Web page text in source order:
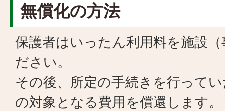
無償化の方法
保護者はいったん利用料を施設
ださい。
その後、所定の手続きを行って
の対象となる費用を償還します。